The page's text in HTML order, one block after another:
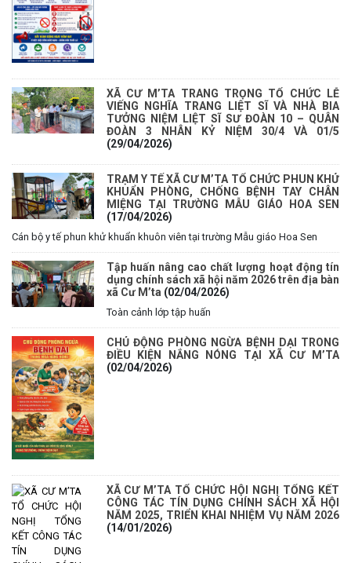
XÃ CƯ M’TA TRANG TRỌNG TỔ CHỨC LỄ
VIẾNG NGHĨA TRANG LIỆT SĨ VÀ NHÀ BIA
TƯỞNG NIỆM LIỆT SĨ SƯ ĐOÀN 10 – QUÂN
ĐOÀN 3 NHÂN KỶ NIỆM 30/4 VÀ 01/5
(29/04/2026)
TRẠM Y TẾ XÃ CƯ M’TA TỔ CHỨC PHUN KHỬ
KHUẨN PHÒNG, CHỐNG BỆNH TAY CHÂN
MIỆNG TẠI TRƯỜNG MẪU GIÁO HOA SEN
(17/04/2026)
Cán bộ y tế phun khử khuẩn khuôn viên tại trường Mẫu giáo Hoa Sen
Tập huấn nâng cao chất lượng hoạt động tín
dụng chính sách xã hội năm 2026 trên địa bàn
xã Cư M’ta (02/04/2026)
Toàn cảnh lớp tập huấn
CHỦ ĐỘNG PHÒNG NGỪA BỆNH DẠI TRONG
ĐIỀU KIỆN NẮNG NÓNG TẠI XÃ CƯ M’TA
(02/04/2026)
XÃ CƯ M’TA TỔ CHỨC HỘI NGHỊ TỔNG KẾT
CÔNG TÁC TÍN DỤNG CHÍNH SÁCH XÃ HỘI
NĂM 2025, TRIỂN KHAI NHIỆM VỤ NĂM 2026
(14/01/2026)